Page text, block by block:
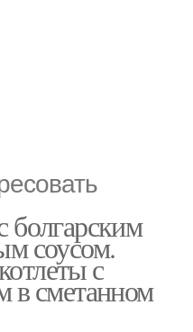
болгарским
соусом.
с
в сметанном